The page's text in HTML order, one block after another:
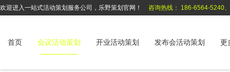
欢迎进入一站式活动策划服务公司，乐野策划官网！ 咨询热线： 186-6564-5240
首页 会议活动策划 开业活动策划 发布会活动策划 更